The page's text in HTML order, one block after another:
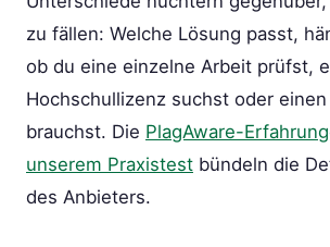
zu fällen: Welche Lösung passt,
ob du eine einzelne Arbeit prüfst,
Hochschullizenz suchst oder einen
brauchst. Die PlagAware-
unserem Praxistest bündeln die
des Anbieters.